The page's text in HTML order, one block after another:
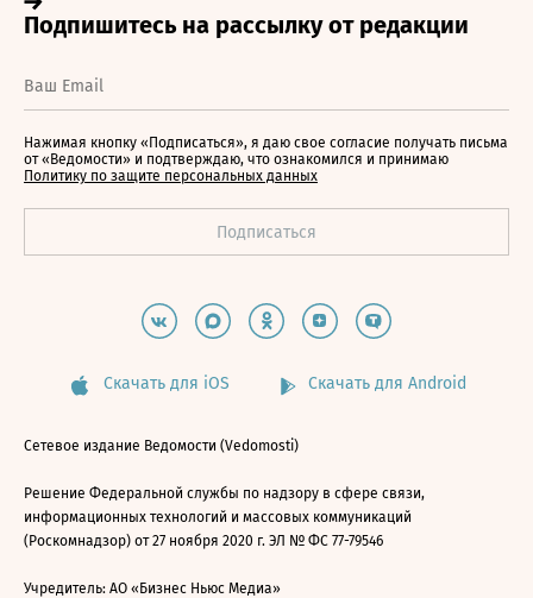
Нажимая кнопку «Подписаться», я даю свое согласие получать письма
от «Ведомости» и подтверждаю, что ознакомился и принимаю
Политику по защите персональных данных
Скачать для iOS Скачать для Android
Сетевое издание Ведомости (Vedomosti)
Решение Федеральной службы по надзору в сфере связи,
информационных технологий и массовых коммуникаций
(Роскомнадзор) от 27 ноября 2020 г. ЭЛ № ФС 77-79546
Учредитель: АО «Бизнес Ньюс Медиа»